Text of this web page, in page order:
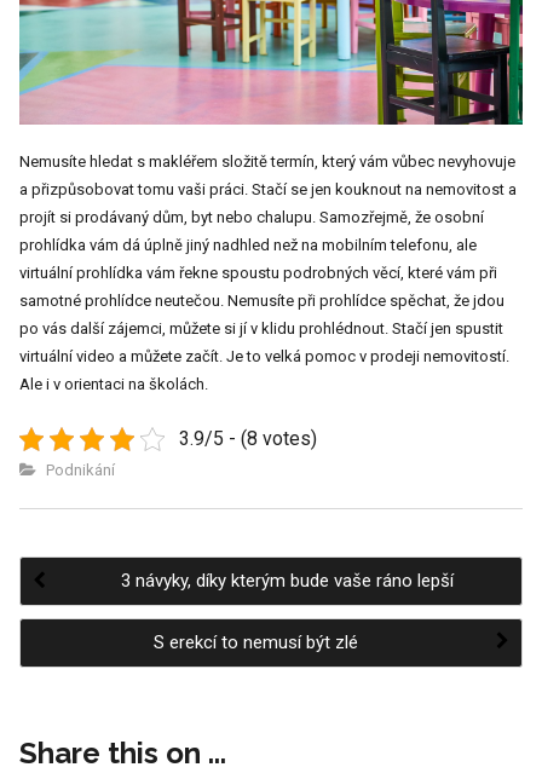
Nemusíte hledat s makléřem složitě termín, který vám vůbec nevyhovuje
a přizpůsobovat tomu vaši práci. Stačí se jen kouknout na nemovitost a
projít si prodávaný dům, byt nebo chalupu. Samozřejmě, že osobní
prohlídka vám dá úplně jiný nadhled než na mobilním telefonu, ale
virtuální prohlídka vám řekne spoustu podrobných věcí, které vám při
samotné prohlídce neutečou. Nemusíte při prohlídce spěchat, že jdou
po vás další zájemci, můžete si jí v klidu prohlédnout. Stačí jen spustit
virtuální video a můžete začít. Je to velká pomoc v prodeji nemovitostí.
Ale i v orientaci na školách.
3.9/5 - (8 votes)
Podnikání
Post3 návyky, díky kterým bude vaše ráno lepší
S erekcí to nemusí být zlé
Share this on ...